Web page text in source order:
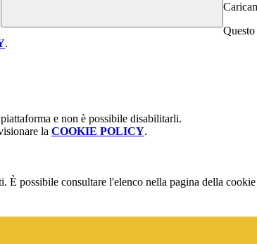
.
e non è possibile disabilitarli.
la COOKIE POLICY.
È possibile consultare l'elenco nella pagina della